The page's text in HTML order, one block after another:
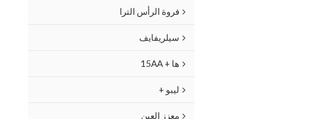
فروة الرأس الترا
سيلريفايف
ها + 15AA
ليبو +
معزز العين